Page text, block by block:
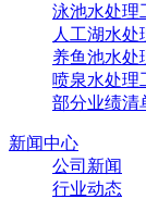
泳池水处理
人工湖水处
养鱼池水处
喷泉水处理
部分业绩清
新闻中心
公司新闻
行业动态